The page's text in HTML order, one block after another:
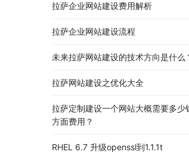
拉萨企业网站建设费用解析
拉萨企业网站建设流程
未来拉萨网站建设的技术方向是什么
拉萨网站建设之优化大全
拉萨定制建设一个网站大概需要多少
方面费用？
RHEL 6.7 升级openssl到1.1.1t